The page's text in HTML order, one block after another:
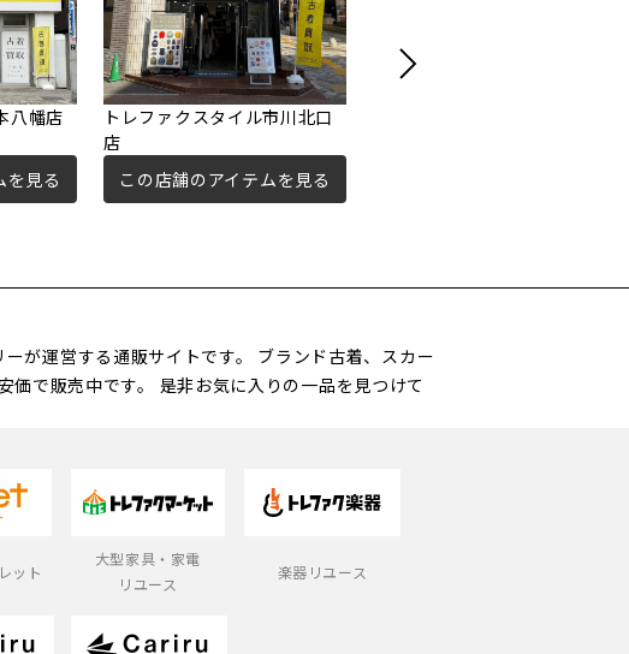
八幡店
を見る
トレファクスタイル市川北口
店
この店舗のアイテムを見る
が運営する通販サイトです。 ブランド古着、スカー
価で販売中です。 是非お気に入りの一品を見つけて
ット
大型家具・家電
リユース
楽器リユース